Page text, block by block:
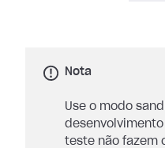
Nota
Use o modo
teste não fazem